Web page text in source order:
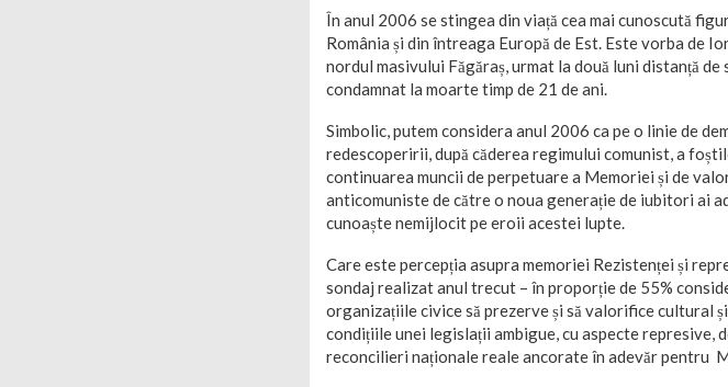
În anul 2006 se stingea din viață cea mai cunoscută
România și din întreaga Europă de Est. Este vorba de
nordul masivului Făgăraș, urmat la două luni distanță
condamnat la moarte timp de 21 de ani.
Simbolic, putem considera anul 2006 ca pe o linie de
redescoperirii, după căderea regimului comunist, a
continuarea muncii de perpetuare a Memoriei și de
anticomuniste de către o noua generație de iubitori ai
cunoaște nemijlocit pe eroii acestei lupte.
Care este percepția asupra memoriei Rezistenței și
sondaj realizat anul trecut – în proporție de 55%
organizațiile civice să prezerve și să valorifice cultural
condițiile unei legislații ambigue, cu aspecte represive,
reconcilieri naționale reale ancorate în adevăr pentru